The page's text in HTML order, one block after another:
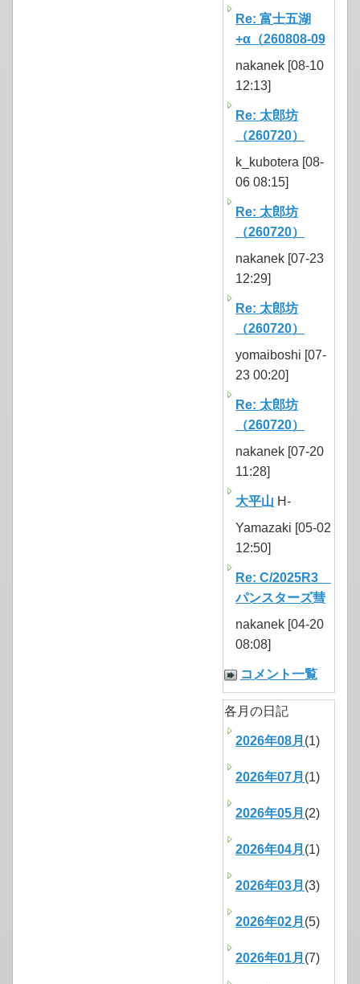
Re: 富士五湖
+α（260808-09
nakanek [08-10
12:13]
Re: 太郎坊
（260720）
k_kubotera [08-
06 08:15]
Re: 太郎坊
（260720）
nakanek [07-23
12:29]
Re: 太郎坊
（260720）
yomaiboshi [07-
23 00:20]
Re: 太郎坊
（260720）
nakanek [07-20
11:28]
大平山 H-
Yamazaki [05-02
12:50]
Re: C/2025R3
パンスターズ彗
nakanek [04-20
08:08]
コメント一覧
各月の日記
2026年08月 (1)
2026年07月 (1)
2026年05月 (2)
2026年04月 (1)
2026年03月 (3)
2026年02月 (5)
2026年01月 (7)